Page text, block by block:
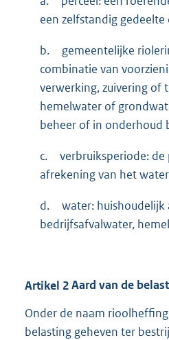
een zelfstandig gedeelte
b.
gemeentelijke
combinatie van
verwerking, zuivering of
hemelwater of
beheer of in onderhoud
c.
verbruiksperiode:
afrekening van het
d.
water: huishoudelijk
bedrijfsafvalwater,
Artikel 2Aard van de
Onder de naam
belasting geheven ter